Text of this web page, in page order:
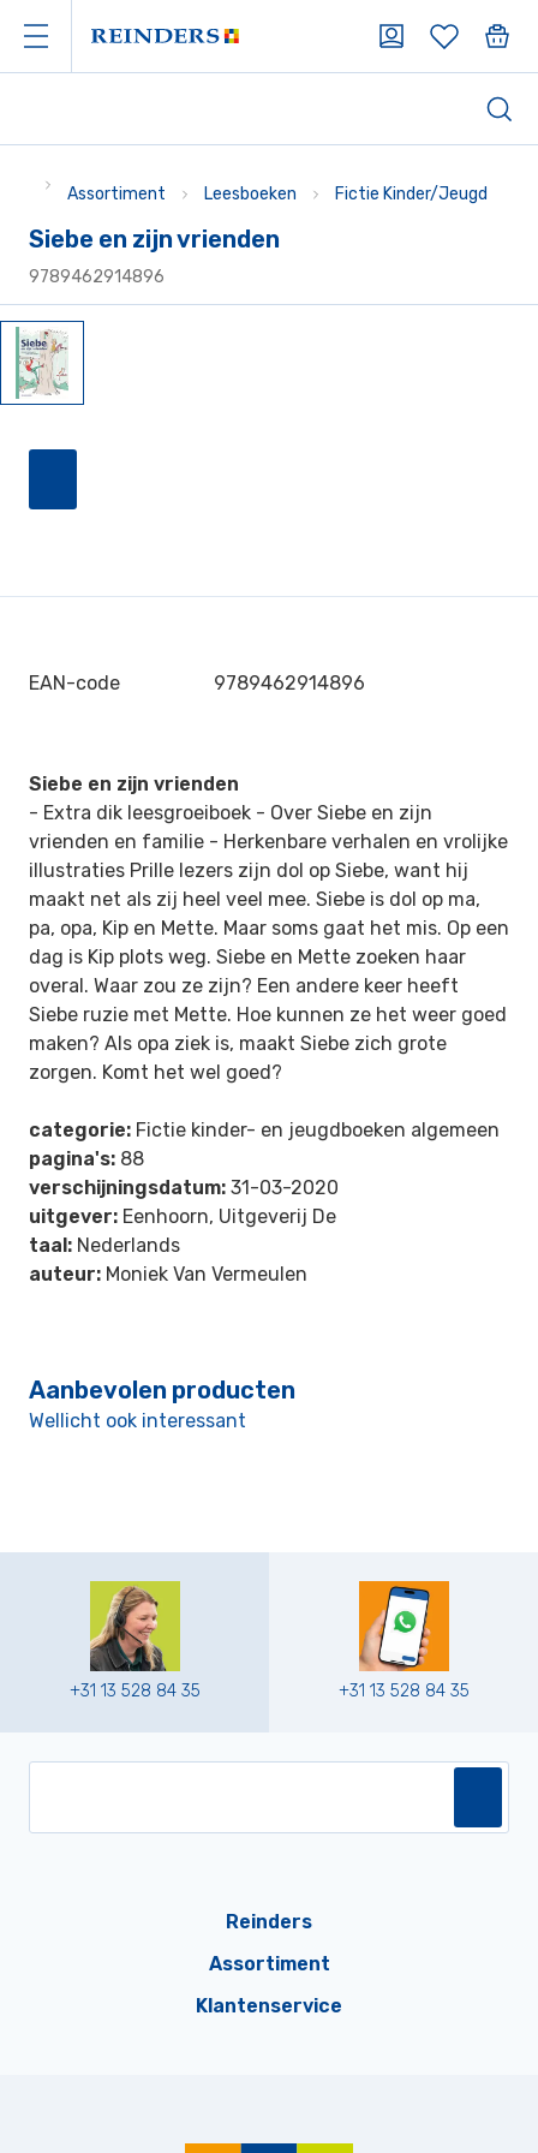
Assortiment Leesboeken Fictie Kinder/Jeugd
Siebe en zijn vrienden
9789462914896
EAN-code 9789462914896
Siebe en zijn vrienden
- Extra dik leesgroeiboek - Over Siebe en zijn
vrienden en familie - Herkenbare verhalen en vrolijke
illustraties Prille lezers zijn dol op Siebe, want hij
maakt net als zij heel veel mee. Siebe is dol op ma,
pa, opa, Kip en Mette. Maar soms gaat het mis. Op een
dag is Kip plots weg. Siebe en Mette zoeken haar
overal. Waar zou ze zijn? Een andere keer heeft
Siebe ruzie met Mette. Hoe kunnen ze het weer goed
maken? Als opa ziek is, maakt Siebe zich grote
zorgen. Komt het wel goed?
categorie: Fictie kinder- en jeugdboeken algemeen
pagina's: 88
verschijningsdatum: 31-03-2020
uitgever: Eenhoorn, Uitgeverij De
taal: Nederlands
auteur: Moniek Van Vermeulen
Aanbevolen producten
Wellicht ook interessant
+31 13 528 84 35 +31 13 528 84 35
Reinders
Assortiment
Klantenservice